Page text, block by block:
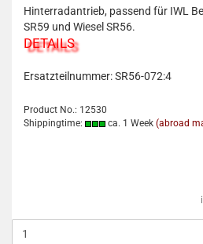
Hinterradantrieb, passend für IWL
SR59 und Wiesel SR56.
DETAILS
Ersatzteilnummer: SR56-072:4
Product No.: 12530
Shippingtime:
ca. 1 Week (abroad